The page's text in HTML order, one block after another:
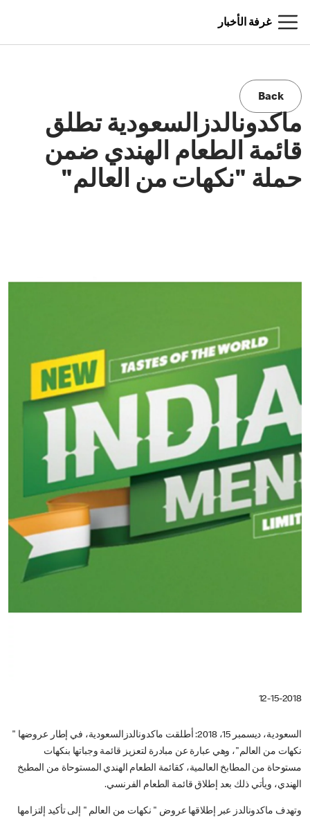
غرفة الأخبار
Back
ماكدونالدزالسعودية تطلق
قائمة الطعام الهندي ضمن
حملة "نكهات من العالم"
12-15-2018
السعودية، ديسمبر 15، 2018: أطلقت ماكدونالدزالسعودية، في إطار عروضها "
نكهات من العالم"، وهي عبارة عن مبادرة لتعزيز قائمة وجباتها بنكهات
مستوحاة من المطابخ العالمية، كقائمة الطعام الهندي المستوحاة من المطبخ
الهندي، ويأتي ذلك بعد إطلاق قائمة الطعام الفرنسي.
وتهدف ماكدونالدز عبر إطلاقها عروض " نكهات من العالم " إلى تأكيد إلتزامها